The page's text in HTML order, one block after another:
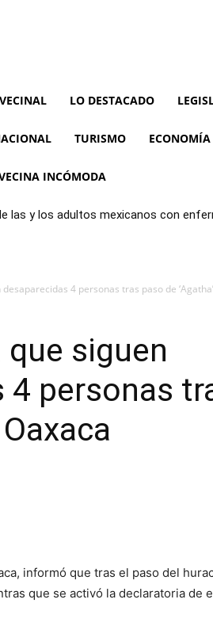
LO DESTACADO
TURISMO ECONOMÍA
INCÓMODA
las y los adultos mexicanos con
4 personas tras paso de
siguen
4 personas
informó que tras el paso del
que se activó la declaratoria de